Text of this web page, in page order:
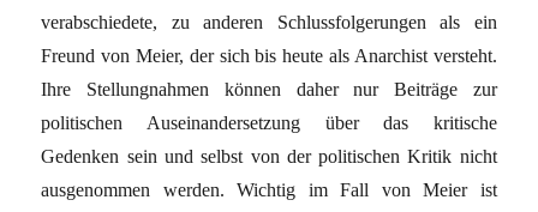
verabschiedete, zu anderen Schlussfolgerungen als ein
Freund von Meier, der sich bis heute als Anarchist versteht.
Ihre Stellungnahmen können daher nur Beiträge zur
politischen Auseinandersetzung über das kritische
Gedenken sein und selbst von der politischen Kritik nicht
ausgenommen werden. Wichtig im Fall von Meier ist